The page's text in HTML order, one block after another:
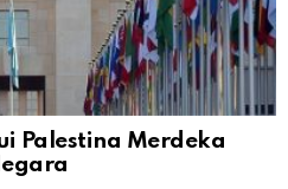
Palestina Merdeka